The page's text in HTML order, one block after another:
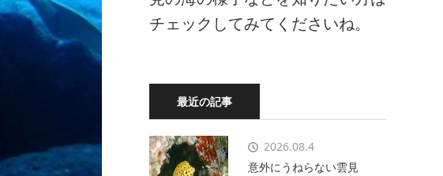
チェックしてみてくださいね。
最近の記事
2026.08.4
意外にうねらない雲見